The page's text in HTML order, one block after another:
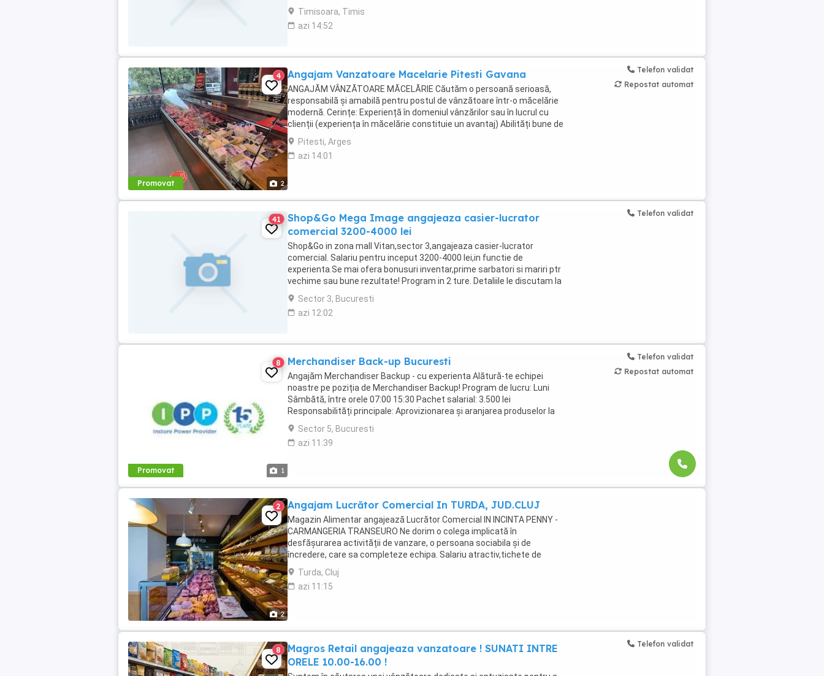
,salariu 4100 crescator , ...
Timisoara, Timis
azi 14:52
Promovat 2
4 Angajam Vanzatoare Macelarie Pitesti Gavana
ANGAJĂM VÂNZĂTOARE MĂCELĂRIE Căutăm o persoană serioasă,
responsabilă și amabilă pentru postul de vânzătoare într-o măcelărie
modernă. Cerințe: Experiență în domeniul vânzărilor sau în lucrul cu
clienții (experiența în măcelărie constituie un avantaj) Abilități bune de
comunicare și relaționare Rapiditate, ...
Pitesti, Arges
azi 14:01
Telefon validat
Repostat automat
41
Shop&Go Mega Image angajeaza casier-lucrator
comercial 3200-4000 lei
Shop&Go in zona mall Vitan,sector 3,angajeaza casier-lucrator
comercial. Salariu pentru inceput 3200-4000 lei,in functie de
experienta.Se mai ofera bonusuri inventar,prime sarbatori si mariri ptr
vechime sau bune rezultate! Program in 2 ture. Detaliile le discutam la
interviu. Suna la pentru programare ...
Sector 3, Bucuresti
azi 12:02
Telefon validat
Promovat 1
8 Merchandiser Back-up Bucuresti
Angajăm Merchandiser Backup - cu experienta Alătură-te echipei
noastre pe poziția de Merchandiser Backup! Program de lucru: Luni
Sâmbătă, între orele 07:00 15:30 Pachet salarial: 3.500 lei
Responsabilități principale: Aprovizionarea și aranjarea produselor la
raft conform standardelor stabilite; ...
Sector 5, Bucuresti
azi 11:39
Telefon validat
Repostat automat
2
2 Angajam Lucrător Comercial In TURDA, JUD.CLUJ
Magazin Alimentar angajează Lucrător Comercial IN INCINTA PENNY -
CARMANGERIA TRANSEURO Ne dorim o colega implicată în
desfășurarea activității de vanzare, o persoana sociabila și de
încredere, care sa completeze echipa. Salariu atractiv,tichete de
masa, premii de sărbători. Programul de lucru: Luni-Duminica ...
Turda, Cluj
azi 11:15
8
Magros Retail angajeaza vanzatoare ! SUNATI INTRE
ORELE 10.00-16.00 !
Telefon validat